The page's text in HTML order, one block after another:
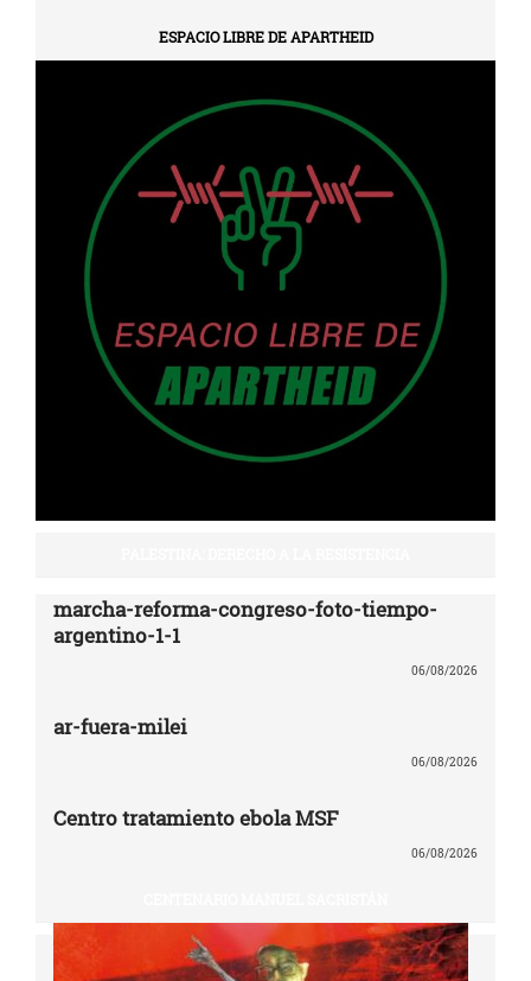
ESPACIO LIBRE DE APARTHEID
marcha-reforma-congreso-foto-tiempo-
argentino-1-1
06/08/2026
ar-fuera-milei
06/08/2026
Centro tratamiento ebola MSF
06/08/2026